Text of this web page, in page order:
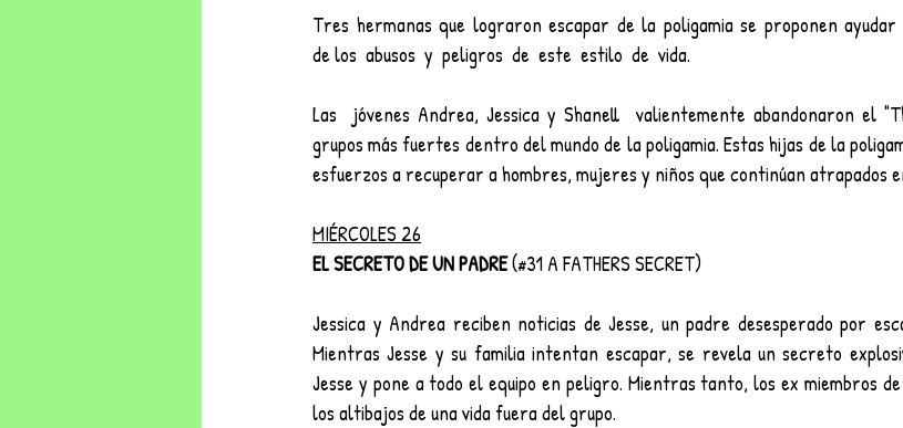
Tres hermanas que lograron escapar de la poligamia se proponen
de los  abusos  y  peligros  de  este  estilo  de  vida.
Las  jóvenes Andrea, Jessica y Shanell  valientemente abandonaron el
grupos más fuertes dentro del mundo de la poligamia. Estas hijas de la
esfuerzos a recuperar a hombres, mujeres y niños que continúan atrapados
MIÉRCOLES 26
EL SECRETO DE UN PADRE (#31 A FATHERS SECRET)
Jessica y Andrea reciben noticias de Jesse, un padre desesperado por
Mientras Jesse y su familia intentan escapar, se revela un secreto
Jesse y pone a todo el equipo en peligro. Mientras tanto, los ex miembros de
los altibajos de una vida fuera del grupo.